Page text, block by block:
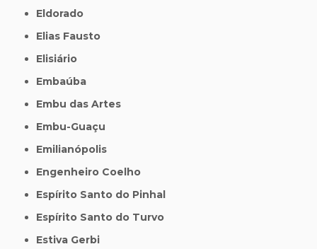
Eldorado
Elias Fausto
Elisiário
Embaúba
Embu das Artes
Embu-Guaçu
Emilianópolis
Engenheiro Coelho
Espírito Santo do Pinhal
Espírito Santo do Turvo
Estiva Gerbi